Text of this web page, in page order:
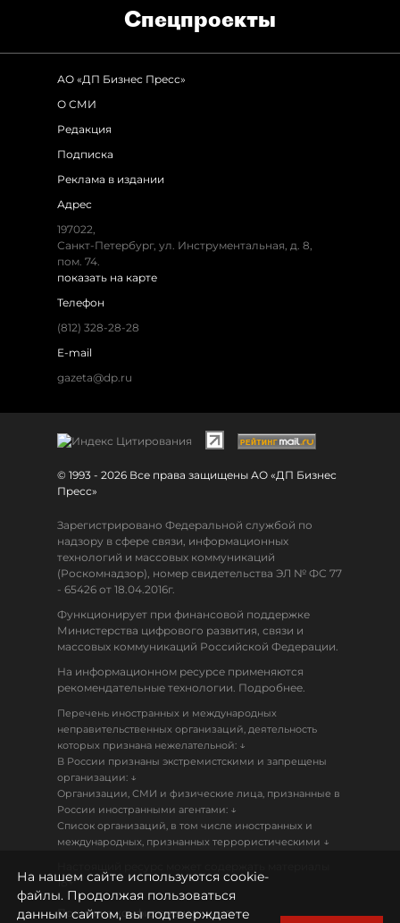
Спец­проекты
АО «ДП Бизнес Пресс»
О СМИ
Редакция
Подписка
Реклама в издании
Адрес
197022,
Санкт-Петербург, ул. Инструментальная, д. 8,
пом. 74.
показать на карте
Телефон
(812) 328-28-28
E-mail
gazeta@dp.ru
© 1993 - 2026 Все права защищены АО «ДП Бизнес
Пресс»
Зарегистрировано Федеральной службой по
надзору в сфере связи, информационных
технологий и массовых коммуникаций
(Роскомнадзор), номер свидетельства ЭЛ № ФС 77
- 65426 от 18.04.2016г.
Функционирует при финансовой поддержке
Министерства цифрового развития, связи и
массовых коммуникаций Российской Федерации.
На информационном ресурсе применяются
рекомендательные технологии. Подробнее.
Перечень иностранных и международных
неправительственных организаций, деятельность
которых признана нежелательной: ↓
В России признаны экстремистскими и запрещены
организации: ↓
Организации, СМИ и физические лица, признанные в
России иностранными агентами: ↓
Список организаций, в том числе иностранных и
международных, признанных террористическими ↓
18+
Политика конфиденциальности
На нашем сайте используются cookie-
файлы. Продолжая пользоваться
данным сайтом, вы подтверждаете